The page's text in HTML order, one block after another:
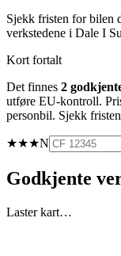
Sjekk fristen for bilen
verkstedene i Dale I
Kort fortalt
Det finnes 2
utføre EU-kontroll.
personbil. Sjekk
★★★N
Godkjente
Laster kart…